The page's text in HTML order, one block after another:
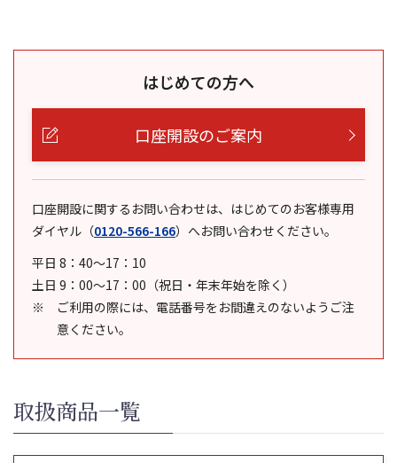
はじめての方へ
口座開設のご案内
口座開設に関するお問い合わせは、はじめてのお客様専用
ダイヤル （0120-566-166） へお問い合わせください。
平日 8：40～17：10
土日 9：00～17：00（祝日・年末年始を除く）
ご利用の際には、電話番号をお間違えのないようご注
意ください。
取扱商品一覧